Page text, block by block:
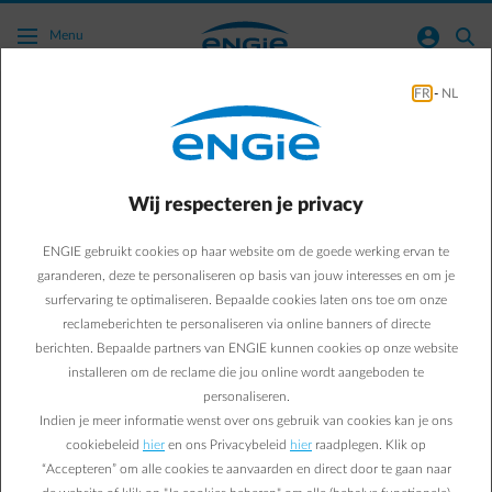
Ga naar de hoofdinhoud
Menu normal-account-circle search
Energy Efficiency
Waarom de
loont voor Armacell:
gegarandeerde
terugverdientijd van 1,5
jaar
FR - NL
Wij respecteren je privacy
ENGIE gebruikt cookies op haar website om de goede werking ervan te
garanderen, deze te personaliseren op basis van jouw interesses en om je
surfervaring te optimaliseren. Bepaalde cookies laten ons toe om onze
reclameberichten te personaliseren via online banners of directe
berichten. Bepaalde partners van ENGIE kunnen cookies op onze website
installeren om de reclame die jou online wordt aangeboden te
personaliseren.
Indien je meer informatie wenst over ons gebruik van cookies kan je ons
cookiebeleid hier en ons Privacybeleid hier raadplegen. Klik op
“Accepteren” om alle cookies te aanvaarden en direct door te gaan naar